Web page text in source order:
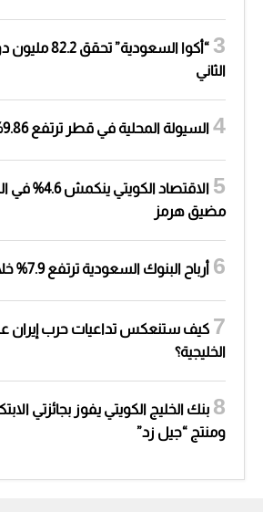
“أكوا السعودية”
الثاني
السيولة المحلية في قطر ترتفع 9.86% خلال يونيو
الاقتصاد
مضيق هرمز
أرباح البنوك السعودية ترتفع 7.9% خلال النصف الأول
كيف ستنعكس تداعيات حرب إيران
الخليجية؟
بنك الخليج الكويتي يفوز بجائزتي
ومنتج “جيل زد”